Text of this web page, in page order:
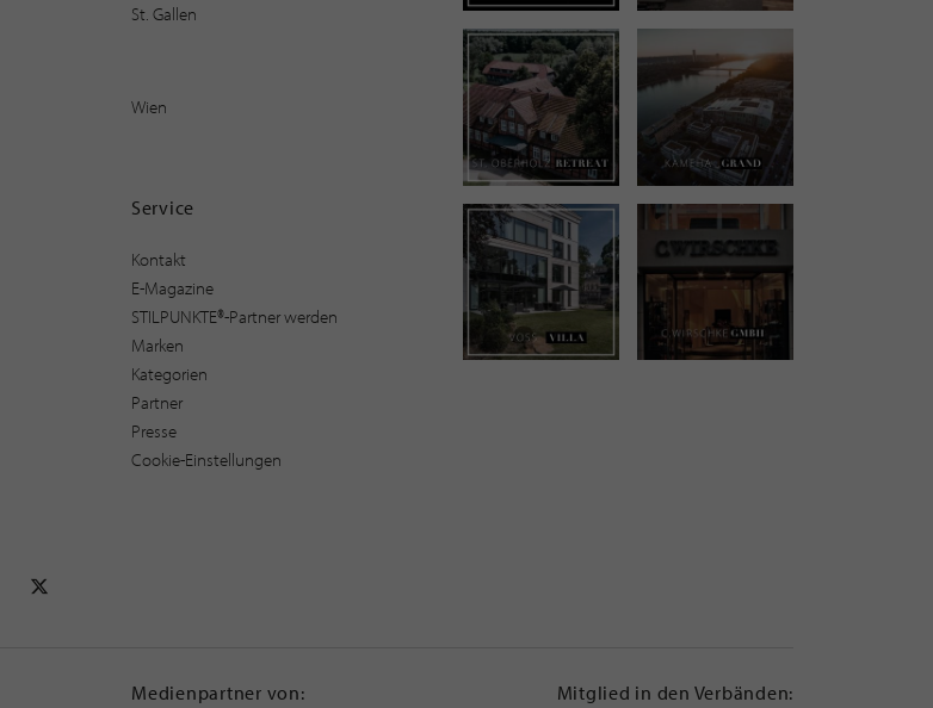
St. Gallen
Wien
Service
Kontakt
E-Magazine
STILPUNKTE®-Partner werden
Marken
Kategorien
Partner
Presse
Cookie-Einstellungen
Medienpartner von: Mitglied in den Verbänden: